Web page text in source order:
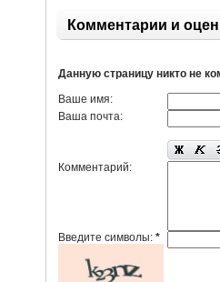
Комментарии и
Данную страницу никто не
Ваше имя:
Ваша почта:
Комментарий:
Введите символы:*